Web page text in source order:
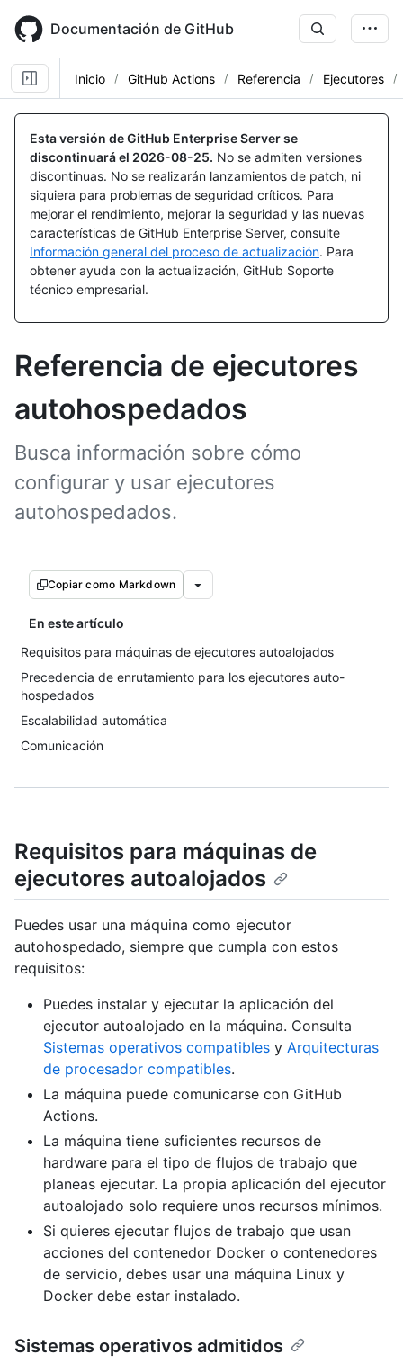
main
content
Documentación de GitHub
Inicio GitHub Actions Referencia Ejecutores
Esta versión de GitHub Enterprise Server se
discontinuará el 2026-08-25. No se admiten versiones
discontinuas. No se realizarán lanzamientos de patch, ni
siquiera para problemas de seguridad críticos. Para
mejorar el rendimiento, mejorar la seguridad y las nuevas
características de GitHub Enterprise Server, consulte
Información general del proceso de actualización. Para
obtener ayuda con la actualización, GitHub Soporte
técnico empresarial.
Referencia de ejecutores
autohospedados
Busca información sobre cómo
configurar y usar ejecutores
autohospedados.
Copiar como Markdown
En este artículo
Requisitos para máquinas de ejecutores autoalojados
Precedencia de enrutamiento para los ejecutores auto-
hospedados
Escalabilidad automática
Comunicación
Requisitos para máquinas de
ejecutores autoalojados
Puedes usar una máquina como ejecutor
autohospedado, siempre que cumpla con estos
requisitos:
Puedes instalar y ejecutar la aplicación del
ejecutor autoalojado en la máquina. Consulta
Sistemas operativos compatibles y Arquitecturas
de procesador compatibles.
La máquina puede comunicarse con GitHub
Actions.
La máquina tiene suficientes recursos de
hardware para el tipo de flujos de trabajo que
planeas ejecutar. La propia aplicación del ejecutor
autoalojado solo requiere unos recursos mínimos.
Si quieres ejecutar flujos de trabajo que usan
acciones del contenedor Docker o contenedores
de servicio, debes usar una máquina Linux y
Docker debe estar instalado.
Sistemas operativos admitidos